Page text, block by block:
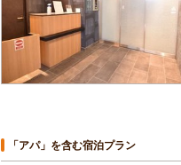
「アパ」を含む宿泊プラン